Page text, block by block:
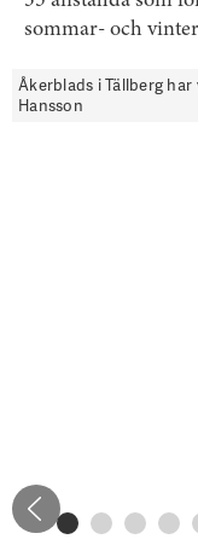
sommar- och
Åkerblads i Tällberg
Hansson